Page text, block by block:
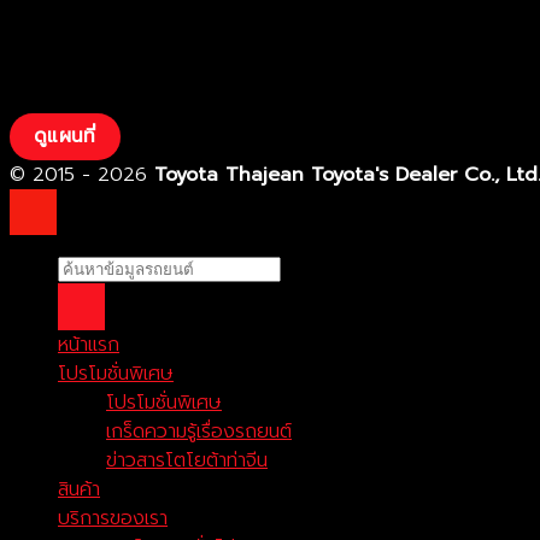
ดูแผนที่
© 2015 - 2026 Toyota Thajean Toyota's Dealer Co., Ltd.
หน้าแรก
โปรโมชั่นพิเศษ
โปรโมชั่นพิเศษ
เกร็ดความรู้เรื่องรถยนต์
ข่าวสารโตโยต้าท่าจีน
สินค้า
บริการของเรา